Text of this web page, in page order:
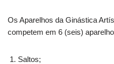
Os Aparelhos da Ginástica
competem em 6 (seis)
Saltos;